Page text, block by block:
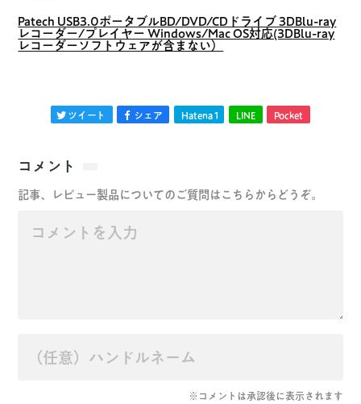
Patech USB3.0ポータブルBD/DVD/CDドライブ 3DBlu-ray
レコーダー/プレイヤー Windows/Mac OS対応(3DBlu-ray
レコーダーソフトウェアが含まない）
ツイート シェア Hatena1 LINE Pocket
コメント
記事、レビュー製品についてのご質問はこちらからどうぞ。
※コメントは承認後に表示されます